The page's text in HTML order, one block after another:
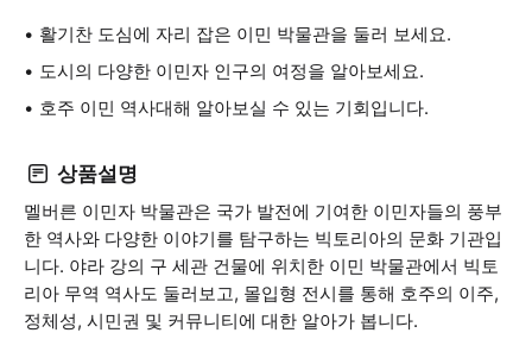
활기찬 도심에 자리 잡은 이민 박물관을 둘러 보세요.
도시의 다양한 이민자 인구의 여정을 알아보세요.
호주 이민 역사대해 알아보실 수 있는 기회입니다.
상품설명
멜버른 이민자 박물관은 국가 발전에 기여한 이민자들의 풍부
한 역사와 다양한 이야기를 탐구하는 빅토리아의 문화 기관입
니다. 야라 강의 구 세관 건물에 위치한 이민 박물관에서 빅토
리아 무역 역사도 둘러보고, 몰입형 전시를 통해 호주의 이주,
정체성, 시민권 및 커뮤니티에 대한 알아가 봅니다.